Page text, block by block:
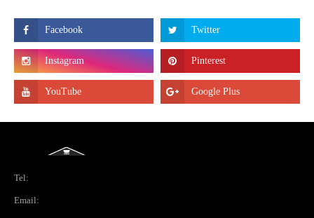
Tel:
Email: